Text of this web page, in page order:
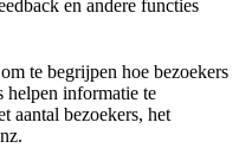
en andere functies
te begrijpen hoe bezoekers
helpen informatie te
aantal bezoekers, het